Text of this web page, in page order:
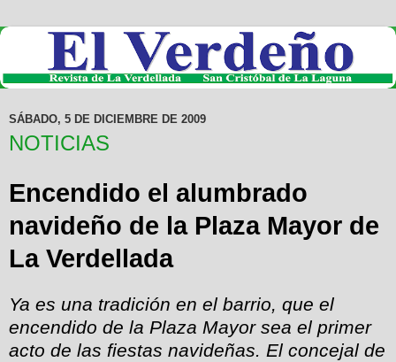
SÁBADO, 5 DE DICIEMBRE DE 2009
NOTICIAS
Encendido el alumbrado
navideño de la Plaza Mayor de
La Verdellada
Ya es una tradición en el barrio, que el
encendido de la Plaza Mayor sea el primer
acto de las fiestas navideñas. El concejal de